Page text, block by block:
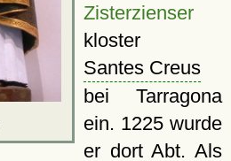
Zisterzienser
kloster
Santes Creus
bei Tarragona
ein. 1225 wurde
er dort Abt. Als